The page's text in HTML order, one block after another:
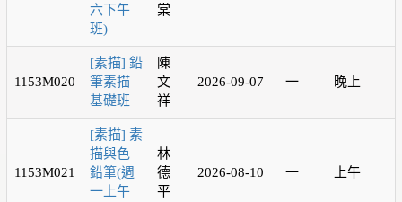
六下午
班)
棠
1153M020
[素描] 鉛
筆素描
基礎班
陳
文
祥
2026-09-07 一 晚上
1153M021
[素描] 素
描與色
鉛筆(週
一上午
林
德
平
2026-08-10 一 上午